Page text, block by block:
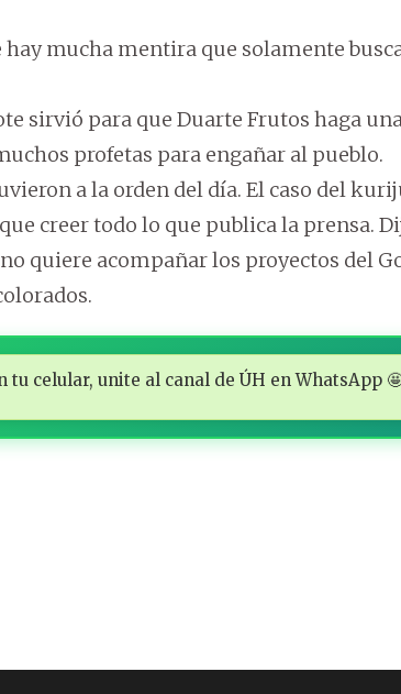
hay mucha mentira que solamente
sirvió para que Duarte Frutos haga
profetas para engañar al pueblo.
a la orden del día. El caso del
creer todo lo que publica la prensa.
quiere acompañar los proyectos del
tu celular, unite al canal de ÚH en WhatsApp